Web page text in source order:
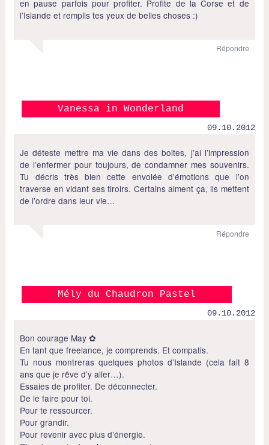
en pause parfois pour profiter. Profite de la Corse et de
l’Islande et remplis tes yeux de belles choses :)
Répondre
Vanessa in Wonderland
09.10.2012
Je déteste mettre ma vie dans des boites, j’ai l’impression
de l’enfermer pour toujours, de condamner mes souvenirs.
Tu décris très bien cette envolée d’émotions que l’on
traverse en vidant ses tiroirs. Certains aiment ça, ils mettent
de l’ordre dans leur vie…
Répondre
Mély du Chaudron Pastel
09.10.2012
Bon courage May ✿
En tant que freelance, je comprends. Et compatis.
Tu nous montreras quelques photos d’Islande (cela fait 8
ans que je rêve d’y aller…).
Essaies de profiter. De déconnecter.
De le faire pour toi.
Pour te ressourcer.
Pour grandir.
Pour revenir avec plus d’énergie.